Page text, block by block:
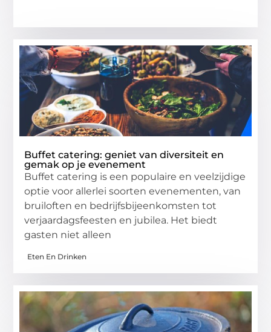
Buffet catering: geniet van diversiteit en
gemak op je evenement
Buffet catering is een populaire en veelzijdige
optie voor allerlei soorten evenementen, van
bruiloften en bedrijfsbijeenkomsten tot
verjaardagsfeesten en jubilea. Het biedt
gasten niet alleen
Eten En Drinken